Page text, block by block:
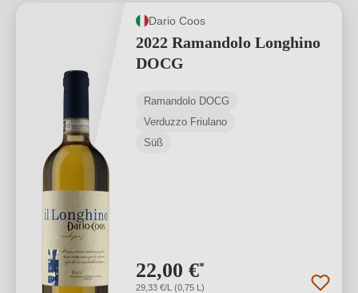
Dario Coos
2022 Ramandolo Longhino
DOCG
Ramandolo DOCG
Verduzzo Friulano
Süß
22,00 €*
29,33 €/L (0,75 L)